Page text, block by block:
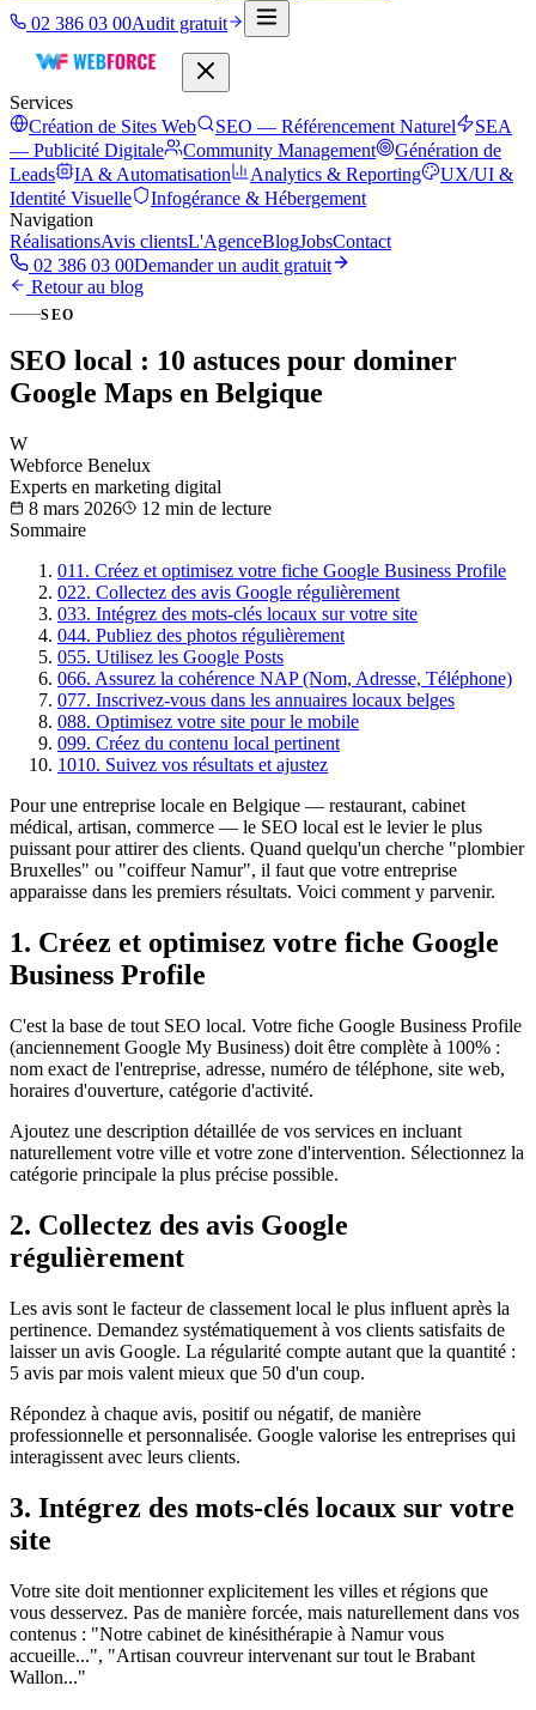
02 386 03 00Audit gratuit
Services
Création de Sites Web
SEO — Référencement Naturel
SEA
— Publicité Digitale
Community Management
Génération de
Leads
IA & Automatisation Analytics & Reporting
UX/UI &
Identité Visuelle
Infogérance & Hébergement
Navigation
RéalisationsAvis clientsL'AgenceBlogJobsContact
02 386 03 00Demander un audit gratuit
Retour au blog
SEO
SEO local : 10 astuces pour dominer
Google Maps en Belgique
W
Webforce Benelux
Experts en marketing digital
8 mars 2026
12 min de lecture
Sommaire
011. Créez et optimisez votre fiche Google Business Profile
022. Collectez des avis Google régulièrement
033. Intégrez des mots-clés locaux sur votre site
044. Publiez des photos régulièrement
055. Utilisez les Google Posts
066. Assurez la cohérence NAP (Nom, Adresse, Téléphone)
077. Inscrivez-vous dans les annuaires locaux belges
088. Optimisez votre site pour le mobile
099. Créez du contenu local pertinent
1010. Suivez vos résultats et ajustez
Pour une entreprise locale en Belgique — restaurant, cabinet
médical, artisan, commerce — le SEO local est le levier le plus
puissant pour attirer des clients. Quand quelqu'un cherche "plombier
Bruxelles" ou "coiffeur Namur", il faut que votre entreprise
apparaisse dans les premiers résultats. Voici comment y parvenir.
1. Créez et optimisez votre fiche Google
Business Profile
C'est la base de tout SEO local. Votre fiche Google Business Profile
(anciennement Google My Business) doit être complète à 100% :
nom exact de l'entreprise, adresse, numéro de téléphone, site web,
horaires d'ouverture, catégorie d'activité.
Ajoutez une description détaillée de vos services en incluant
naturellement votre ville et votre zone d'intervention. Sélectionnez la
catégorie principale la plus précise possible.
2. Collectez des avis Google
régulièrement
Les avis sont le facteur de classement local le plus influent après la
pertinence. Demandez systématiquement à vos clients satisfaits de
laisser un avis Google. La régularité compte autant que la quantité :
5 avis par mois valent mieux que 50 d'un coup.
Répondez à chaque avis, positif ou négatif, de manière
professionnelle et personnalisée. Google valorise les entreprises qui
interagissent avec leurs clients.
3. Intégrez des mots-clés locaux sur votre
site
Votre site doit mentionner explicitement les villes et régions que
vous desservez. Pas de manière forcée, mais naturellement dans vos
contenus : "Notre cabinet de kinésithérapie à Namur vous
accueille...", "Artisan couvreur intervenant sur tout le Brabant
Wallon..."